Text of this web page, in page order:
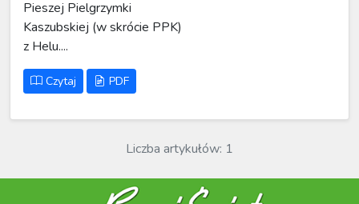
Pieszej Pielgrzymki
Kaszubskiej (w skrócie PPK)
z Helu....
Czytaj PDF
Liczba artykułów: 1